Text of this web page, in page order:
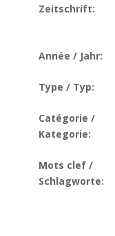
Zeitschrift:
Année / Jahr:
Type / Typ:
Catégorie /
Kategorie:
Mots clef /
Schlagworte: